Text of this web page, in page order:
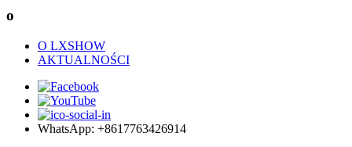
o
O LXSHOW
AKTUALNOŚCI
WhatsApp: +8617763426914